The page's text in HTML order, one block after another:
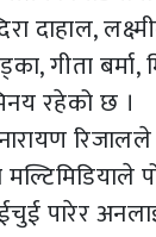
गीता बर्मा,
रहेको छ ।
रिजालले
पारेर